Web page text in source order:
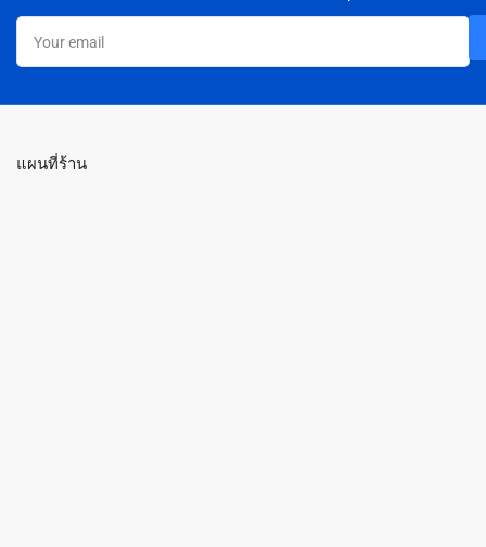
Your
email
แผนที่ร้าน